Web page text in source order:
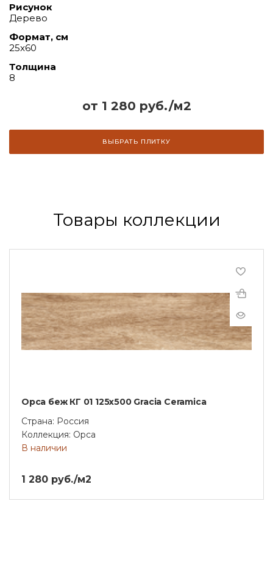
от 1 280 руб./м2
ВЫБРАТЬ ПЛИТКУ
Рисунок
Дерево
Формат, см
25x60
Толщина
8
Товары коллекции
Орса беж КГ 01 125х500 Gracia Ceramica
Страна: Россия
Коллекция: Орса
В наличии
1 280 руб./м2